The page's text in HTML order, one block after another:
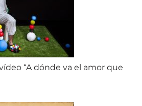
“A dónde va el amor que